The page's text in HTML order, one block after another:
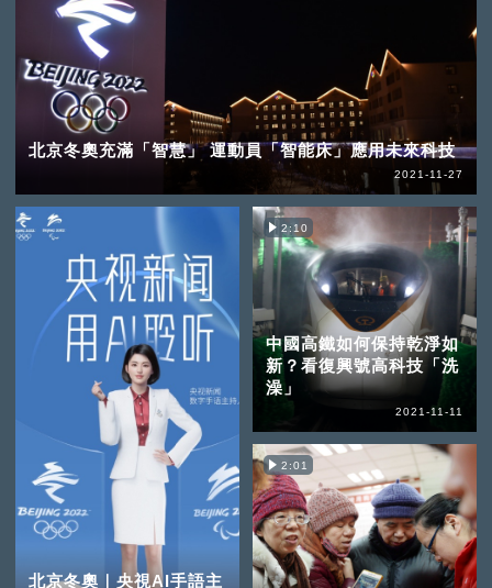
北京冬奧充滿「智慧」 運動員「智能床」應用未來科技
2021-11-27
北京冬奧｜央視AI手語主
2:10
中國高鐵如何保持乾淨如
新？看復興號高科技「洗
澡」
2021-11-11
2:01